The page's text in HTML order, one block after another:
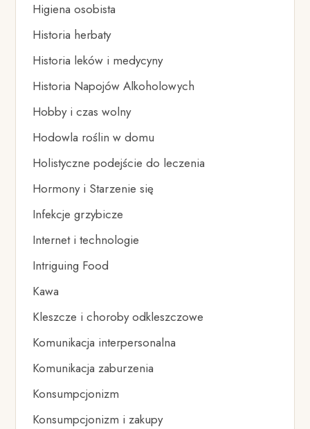
Higiena osobista
Historia herbaty
Historia leków i medycyny
Historia Napojów Alkoholowych
Hobby i czas wolny
Hodowla roślin w domu
Holistyczne podejście do leczenia
Hormony i Starzenie się
Infekcje grzybicze
Internet i technologie
Intriguing Food
Kawa
Kleszcze i choroby odkleszczowe
Komunikacja interpersonalna
Komunikacja zaburzenia
Konsumpcjonizm
Konsumpcjonizm i zakupy